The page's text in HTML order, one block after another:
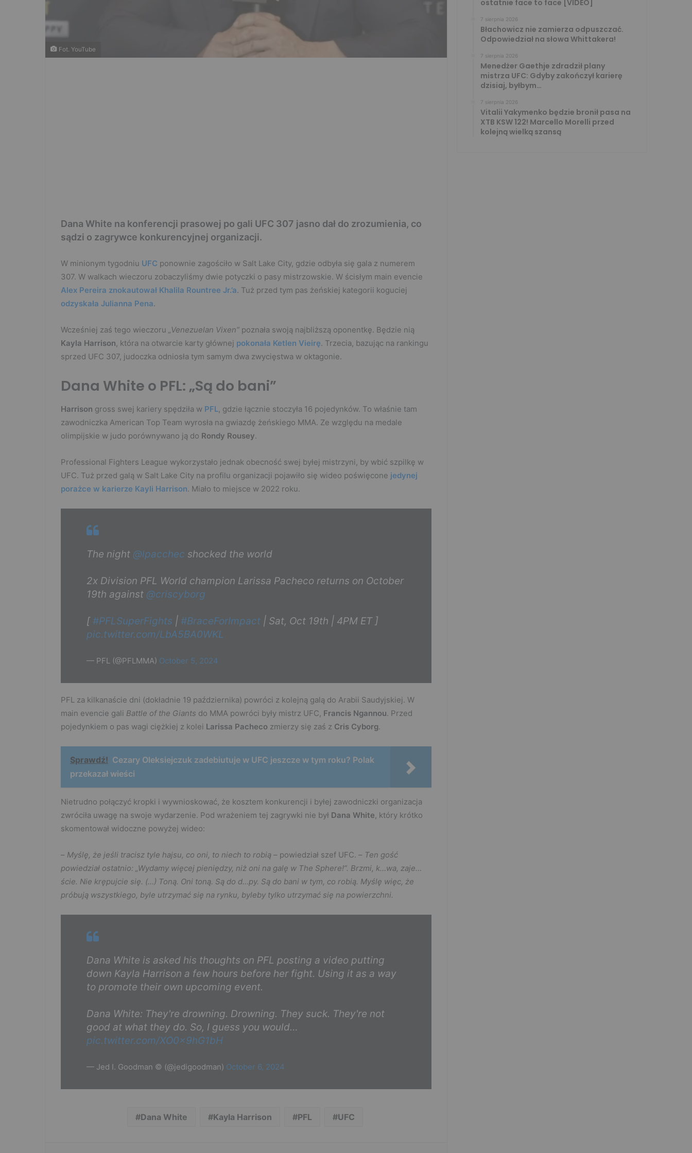
Fot. YouTube
Dana White na konferencji prasowej po gali UFC 307 jasno dał do zrozumienia, co
sądzi o zagrywce konkurencyjnej organizacji.
W minionym tygodniu UFC ponownie zagościło w Salt Lake City, gdzie odbyła się gala z numerem
307. W walkach wieczoru zobaczyliśmy dwie potyczki o pasy mistrzowskie. W ścisłym main evencie
Alex Pereira znokautował Khalila Rountree Jr.’a. Tuż przed tym pas żeńskiej kategorii koguciej
odzyskała Julianna Pena.
Wcześniej zaś tego wieczoru „Venezuelan Vixen” poznała swoją najbliższą oponentkę. Będzie nią
Kayla Harrison, która na otwarcie karty głównej pokonała Ketlen Vieirę. Trzecia, bazując na rankingu
sprzed UFC 307, judoczka odniosła tym samym dwa zwycięstwa w oktagonie.
Dana White o PFL: „Są do bani”
Harrison gross swej kariery spędziła w PFL, gdzie łącznie stoczyła 16 pojedynków. To właśnie tam
zawodniczka American Top Team wyrosła na gwiazdę żeńskiego MMA. Ze względu na medale
olimpijskie w judo porównywano ją do Rondy Rousey.
Professional Fighters League wykorzystało jednak obecność swej byłej mistrzyni, by wbić szpilkę w
UFC. Tuż przed galą w Salt Lake City na profilu organizacji pojawiło się wideo poświęcone jedynej
porażce w karierze Kayli Harrison. Miało to miejsce w 2022 roku.
The night @lpacchec shocked the world
2x Division PFL World champion Larissa Pacheco returns on October
19th against @criscyborg
[ #PFLSuperFights | #BraceForImpact | Sat, Oct 19th | 4PM ET ]
pic.twitter.com/LbA5BA0WKL
— PFL (@PFLMMA) October 5, 2024
PFL za kilkanaście dni (dokładnie 19 października) powróci z kolejną galą do Arabii Saudyjskiej. W
main evencie gali Battle of the Giants do MMA powróci były mistrz UFC, Francis Ngannou. Przed
pojedynkiem o pas wagi ciężkiej z kolei Larissa Pacheco zmierzy się zaś z Cris Cyborg.
Sprawdź! Cezary Oleksiejczuk zadebiutuje w UFC jeszcze w tym roku? Polak
przekazał wieści
Nietrudno połączyć kropki i wywnioskować, że kosztem konkurencji i byłej zawodniczki organizacja
zwróciła uwagę na swoje wydarzenie. Pod wrażeniem tej zagrywki nie był Dana White, który krótko
skomentował widoczne powyżej wideo:
– Myślę, że jeśli tracisz tyle hajsu, co oni, to niech to robią – powiedział szef UFC. – Ten gość
powiedział ostatnio: „Wydamy więcej pieniędzy, niż oni na galę w The Sphere!”. Brzmi, k…wa, zaje…
ście. Nie krępujcie się. (…) Toną. Oni toną. Są do d…py. Są do bani w tym, co robią. Myślę więc, że
próbują wszystkiego, byle utrzymać się na rynku, byleby tylko utrzymać się na powierzchni.
Dana White is asked his thoughts on PFL posting a video putting
down Kayla Harrison a few hours before her fight. Using it as a way
to promote their own upcoming event.
Dana White: They're drowning. Drowning. They suck. They're not
good at what they do. So, I guess you would…
pic.twitter.com/XO0x9hG1bH
— Jed I. Goodman © (@jedigoodman) October 6, 2024
Dana White Kayla Harrison PFL UFC
ostatnie face to face [VIDEO]
7 sierpnia 2026
Błachowicz nie zamierza odpuszczać.
Odpowiedział na słowa Whittakera!
7 sierpnia 2026
Menedżer Gaethje zdradził plany
mistrza UFC: Gdyby zakończył karierę
dzisiaj, byłbym…
7 sierpnia 2026
Vitalii Yakymenko będzie bronił pasa na
XTB KSW 122! Marcello Morelli przed
kolejną wielką szansą